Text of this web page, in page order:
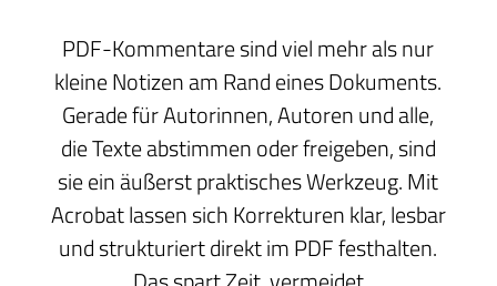
PDF-Kommentare sind viel mehr als nur
kleine Notizen am Rand eines Dokuments.
Gerade für Autorinnen, Autoren und alle,
die Texte abstimmen oder freigeben, sind
sie ein äußerst praktisches Werkzeug. Mit
Acrobat lassen sich Korrekturen klar, lesbar
und strukturiert direkt im PDF festhalten.